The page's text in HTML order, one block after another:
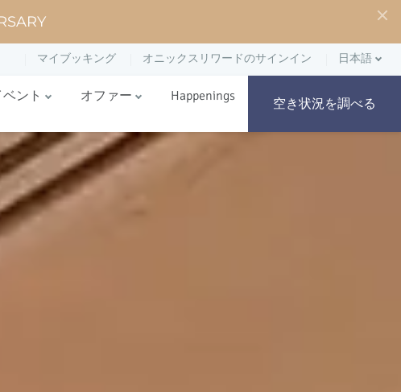
マイブッキング オニックスリワードのサインイン 日本語
ント オファー Happenings 空き状況を調べる